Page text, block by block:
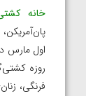
خانه
فرنگی،